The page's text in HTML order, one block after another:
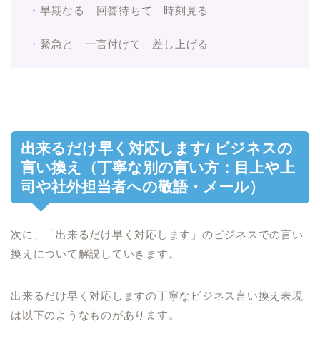
・早期なる 回答待ちて 時刻見る
・緊急と 一言付けて 差し上げる
出来るだけ早く対応します/ ビジネスの
言い換え（丁寧な別の言い方：目上や上
司や社外担当者への敬語・メール）
次に、「出来るだけ早く対応します」のビジネスでの言い
換えについて解説していきます。
出来るだけ早く対応しますの丁寧なビジネス言い換え表現
は以下のようなものがあります。